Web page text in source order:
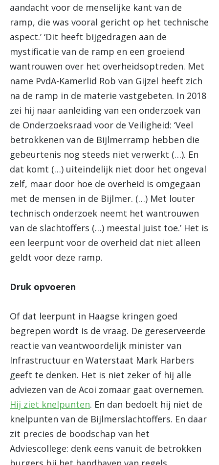
aandacht voor de menselijke kant van de
ramp, die was vooral gericht op het technische
aspect.’ ‘Dit heeft bijgedragen aan de
mystificatie van de ramp en een groeiend
wantrouwen over het overheidsoptreden. Met
name PvdA-Kamerlid Rob van Gijzel heeft zich
na de ramp in de materie vastgebeten. In 2018
zei hij naar aanleiding van een onderzoek van
de Onderzoeksraad voor de Veiligheid: ‘Veel
betrokkenen van de Bijlmerramp hebben die
gebeurtenis nog steeds niet verwerkt (…). En
dat komt (…) uiteindelijk niet door het ongeval
zelf, maar door hoe de overheid is omgegaan
met de mensen in de Bijlmer. (…) Met louter
technisch onderzoek neemt het wantrouwen
van de slachtoffers (…) meestal juist toe.’ Het is
een leerpunt voor de overheid dat niet alleen
geldt voor deze ramp.
Druk opvoeren
Of dat leerpunt in Haagse kringen goed
begrepen wordt is de vraag. De gereserveerde
reactie van veantwoordelijk minister van
Infrastructuur en Waterstaat Mark Harbers
geeft te denken. Het is niet zeker of hij alle
adviezen van de Acoi zomaar gaat overnemen.
Hij ziet knelpunten. En dan bedoelt hij niet de
knelpunten van de Bijlmerslachtoffers. En daar
zit precies de boodschap van het
Adviescollege: denk eens vanuit de betrokken